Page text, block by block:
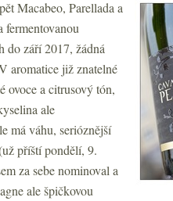
Macabeo, Parellada a
fermentovanou
do září 2017, žádná
aromatice již znatelné
ovoce a citrusový tón,
ale
má váhu, serióznější
příští pondělí, 9.
za sebe nominoval a
ale špičkovou